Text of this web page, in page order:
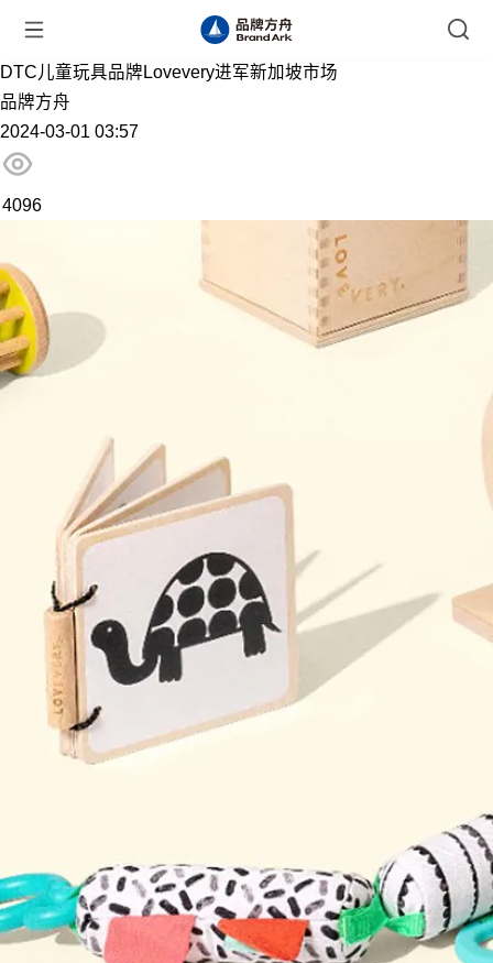
DTC儿童玩具品牌Lovevery进军新加坡市场
品牌方舟
2024-03-01 03:57
4096